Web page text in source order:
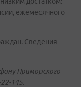
ежемесячного
Сведения
Приморского
145.